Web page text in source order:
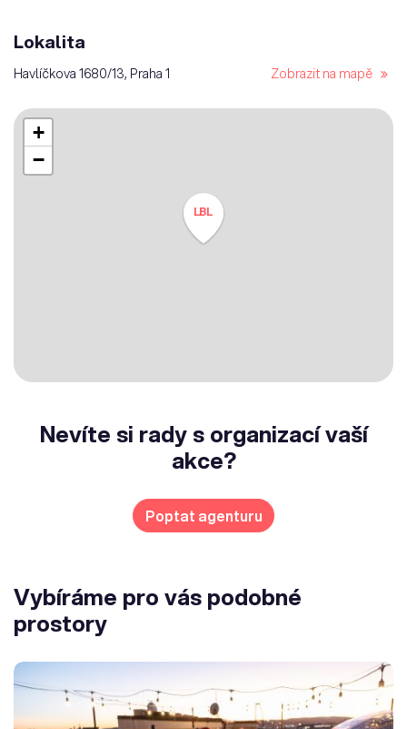
Lokalita
Havlíčkova 1680/​13, Praha 1 Zobrazit na mapě
LBL
+
−
Nevíte si rady s organizací vaší
akce?
Poptat agenturu
Vybíráme pro vás podobné
prostory